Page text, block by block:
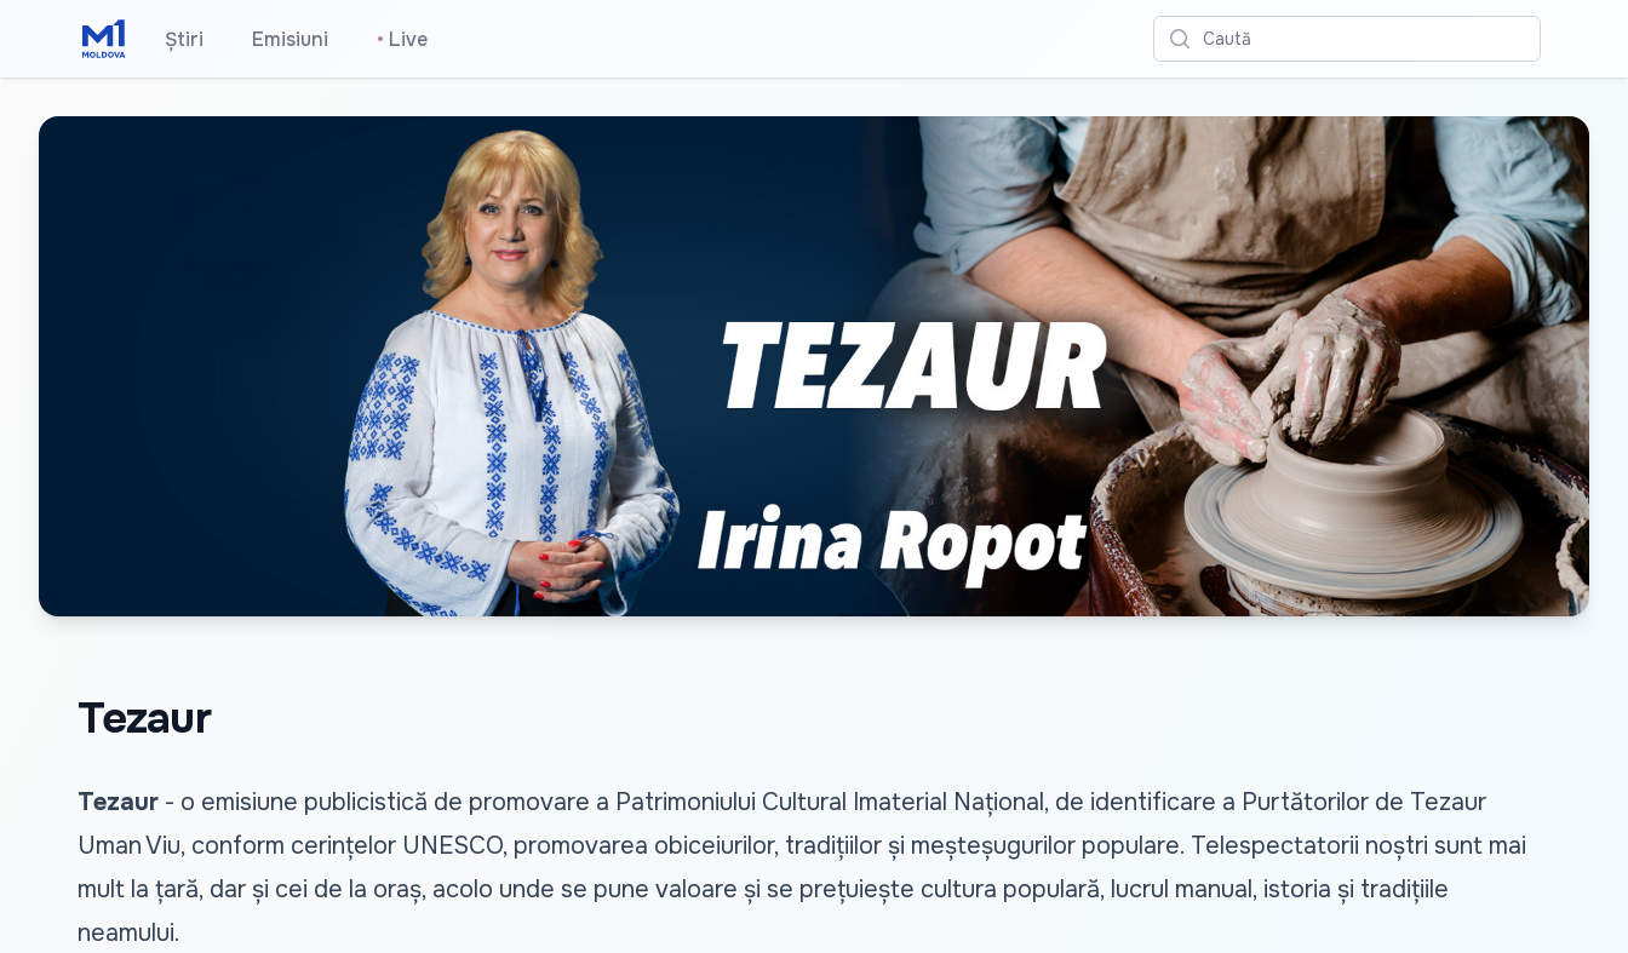
Știri Emisiuni • Live Caută
Tezaur
Tezaur - o emisiune publicistică de promovare a Patrimoniului Cultural Imaterial Național, de identificare a Purtătorilor de Tezaur
Uman Viu, conform cerințelor UNESCO, promovarea obiceiurilor, tradițiilor și meșteșugurilor populare. Telespectatorii noștri sunt mai
mult la țară, dar și cei de la oraș, acolo unde se pune valoare și se prețuiește cultura populară, lucrul manual, istoria și tradițiile
neamului.